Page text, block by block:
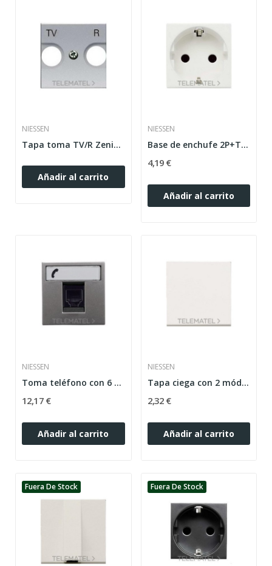
NIESSEN
Tapa toma TV/R Zenit plata
Añadir al carrito
NIESSEN
Base de enchufe 2P+T lateral Schuko Zenit blanco
4,19 €
Añadir al carrito
NIESSEN
Toma teléfono con 6 contactos mecanismo ancho...
12,17 €
Añadir al carrito
NIESSEN
Tapa ciega con 2 módulos Zenit blanco N2200 BL
2,32 €
Añadir al carrito
Fuera De Stock Fuera De Stock